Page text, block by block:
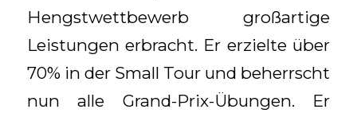
Hengstwettbewerb großartige
Leistungen erbracht. Er erzielte über
70% in der Small Tour und beherrscht
nun alle Grand-Prix-Übungen. Er